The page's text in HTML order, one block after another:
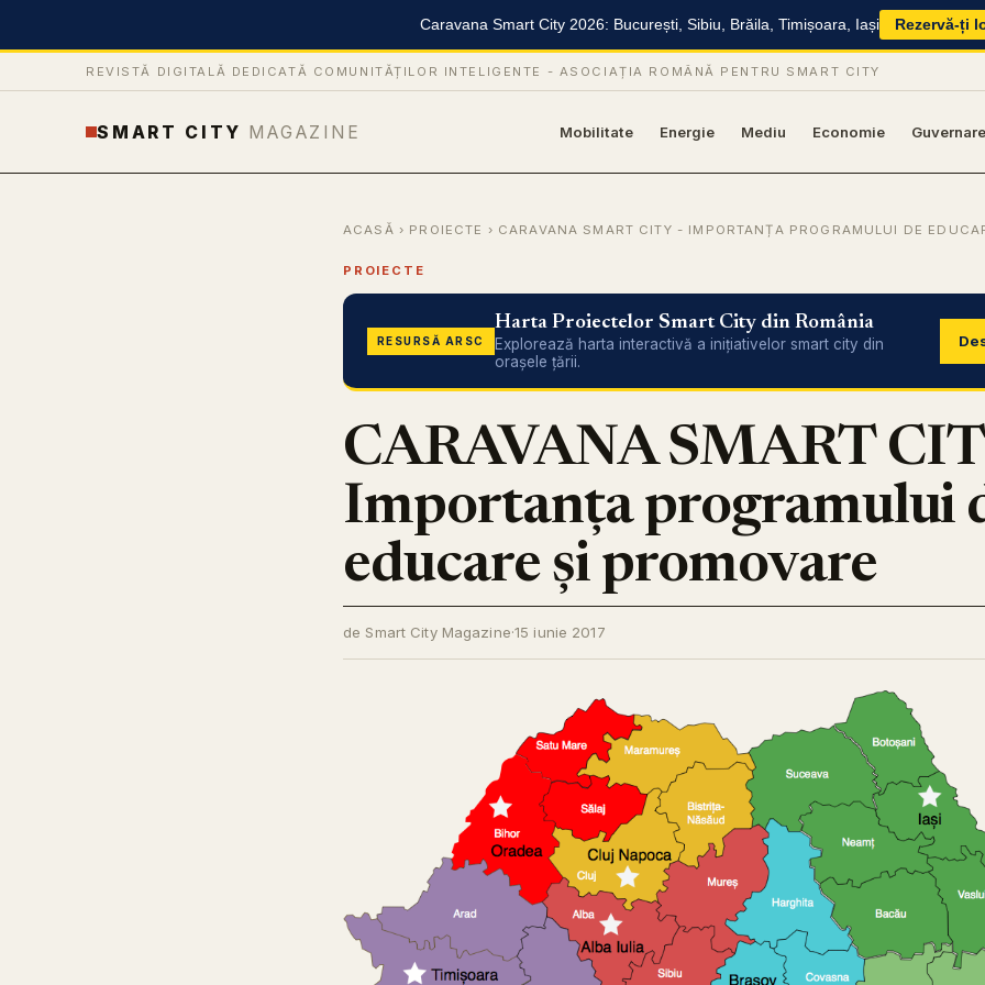
Caravana Smart City 2026: București, Sibiu, Brăila, Timișoara, Iași Rezervă-ți
REVISTĂ DIGITALĂ DEDICATĂ COMUNITĂȚILOR INTELIGENTE - ASOCIAȚIA ROMÂNĂ PENTRU SMART CITY
SMART CITY MAGAZINE Mobilitate Energie Mediu Economie Guvernare
ACASĂ › PROIECTE › CARAVANA SMART CITY - IMPORTANȚA PROGRAMULUI DE
PROIECTE
RESURSĂ ARSC
Harta Proiectelor Smart City din România
Explorează harta interactivă a inițiativelor smart city din
orașele țării.
CARAVANA SMART
Importanța programului
educare și promovare
de Smart City Magazine·15 iunie 2017